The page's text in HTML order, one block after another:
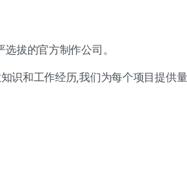
拔的官方制作公司。
识和工作经历,我们为每个项目提供